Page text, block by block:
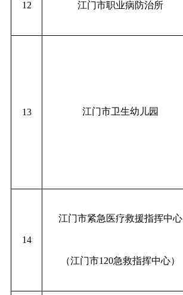
12 江门市职业病防治所
13 江门市卫生幼儿园
14
江门市紧急医疗救援指挥中心
（江门市120急救指挥中心）